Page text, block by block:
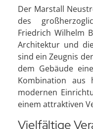
Der Marstall
des
Friedrich Wilhelm
Architektur und
sind ein Zeugnis
dem Gebäude
Kombination aus
modernen
einem attraktiven
Vielfältige